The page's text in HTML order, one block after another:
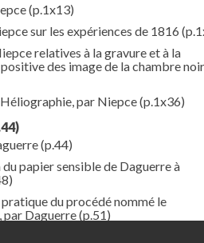
(p.1x13)
sur les expériences de 1816
relatives à la gravure et à la
des image de la chambre
par Niepce(p.1x36)
(p.44)
papier sensible de Daguerre à
du procédé nommé le
par Daguerre(p.51)